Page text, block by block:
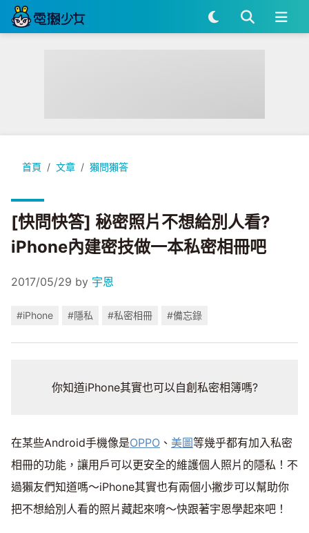
首頁 文章 獺問獺答
[快問快答] 秘密照片不想給別人看? iPhone內建密技做一本私
[快問快答] 秘密照片不想給別人看?
iPhone內建密技做一本私密相冊吧
2017/05/29 by 宇恩
#iPhone #隱私 #私密相冊 #備忘錄
你知道iPhone其實也可以自創私密相簿嗎?
在某些Android手機像是OPPO 、 美圖等幾乎都有加入私密
相冊的功能，讓用戶可以更安全的維護個人照片的隱私！不
過獺友們知道嗎～iPhone其實也有兩個小撇步可以幫助你
把不想給別人看的照片藏起來唷～快跟著宇恩學起來吧！